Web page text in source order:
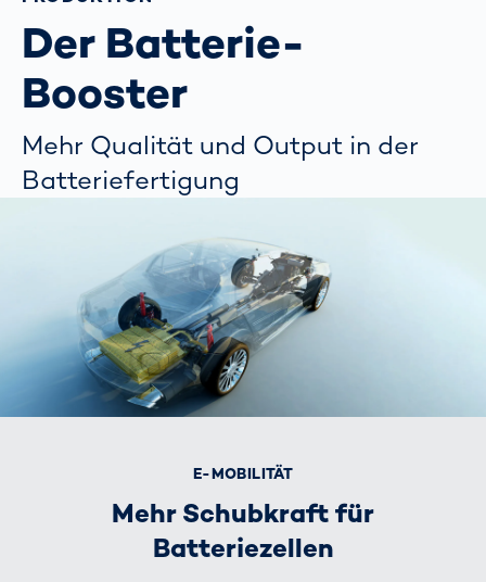
Der Batterie-
Booster
Mehr Qualität und Output in der
Batteriefertigung
E-MOBILITÄT
Mehr Schubkraft für
Batteriezellen